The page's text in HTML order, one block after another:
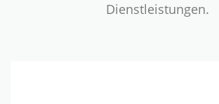
Dienstleistungen.